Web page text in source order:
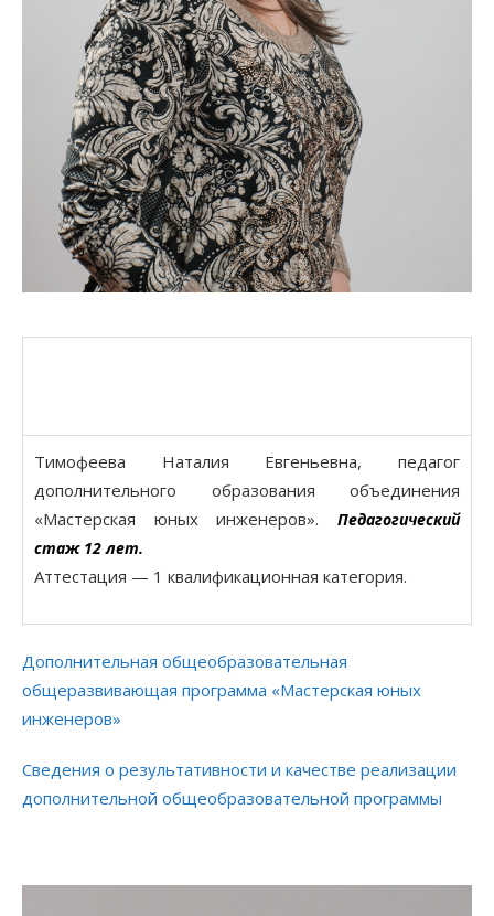
Тимофеева Наталия Евгеньевна, педагог
дополнительного образования объединения
«Мастерская юных инженеров». Педагогический
стаж 12 лет.
Аттестация — 1 квалификационная категория.
Дополнительная общеобразовательная
общеразвивающая программа «Мастерская юных
инженеров»
Сведения о результативности и качестве реализации
дополнительной общеобразовательной программы